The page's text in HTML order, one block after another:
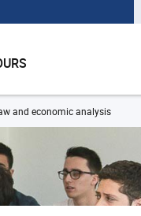
and economic analysis